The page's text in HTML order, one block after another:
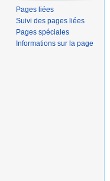
Pages liées
Suivi des pages liées
Pages spéciales
Informations sur la page